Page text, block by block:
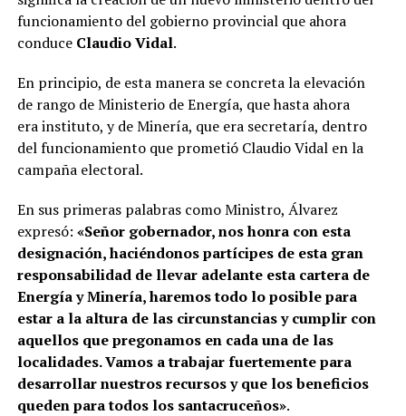
funcionamiento del gobierno provincial que ahora
conduce Claudio Vidal.
En principio, de esta manera se concreta la elevación
de rango de Ministerio de Energía, que hasta ahora
era instituto, y de Minería, que era secretaría, dentro
del funcionamiento que prometió Claudio Vidal en la
campaña electoral.
En sus primeras palabras como Ministro, Álvarez
expresó: «Señor gobernador, nos honra con esta
designación, haciéndonos partícipes de esta gran
responsabilidad de llevar adelante esta cartera de
Energía y Minería, haremos todo lo posible para
estar a la altura de las circunstancias y cumplir con
aquellos que pregonamos en cada una de las
localidades. Vamos a trabajar fuertemente para
desarrollar nuestros recursos y que los beneficios
queden para todos los santacruceños».